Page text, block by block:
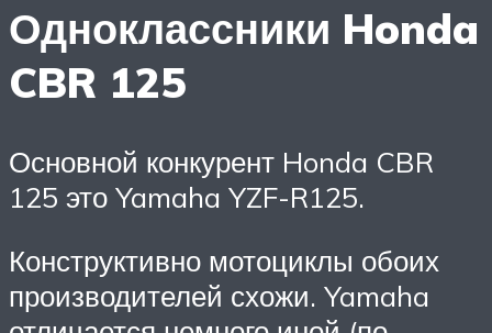
Одноклассники Honda
CBR 125
Основной конкурент Honda CBR
125 это Yamaha YZF-R125.
Конструктивно мотоциклы обоих
производителей схожи. Yamaha